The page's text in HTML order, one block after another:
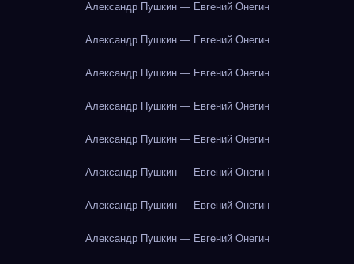
Александр Пушкин — Евгений Онегин
Александр Пушкин — Евгений Онегин
Александр Пушкин — Евгений Онегин
Александр Пушкин — Евгений Онегин
Александр Пушкин — Евгений Онегин
Александр Пушкин — Евгений Онегин
Александр Пушкин — Евгений Онегин
Александр Пушкин — Евгений Онегин